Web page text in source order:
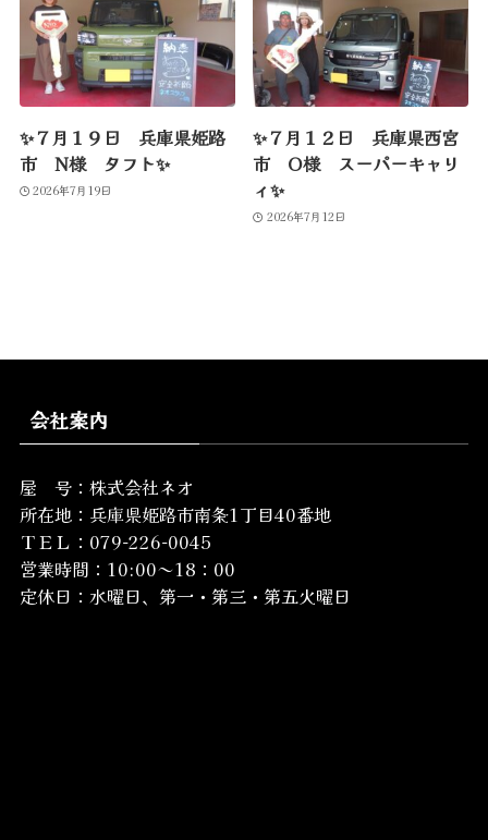
✨７月１９日 兵庫県姫路
市 N様 タフト✨
2026年7月19日
✨７月１２日 兵庫県西宮
市 O様 スーパーキャリ
ィ✨
2026年7月12日
会社案内
屋 号：株式会社ネオ
所在地： 兵庫県姫路市南条1丁目40番地
ＴＥＬ：079-226-0045
営業時間：10:00～18：00
定休日：水曜日、第一・第三・第五火曜日